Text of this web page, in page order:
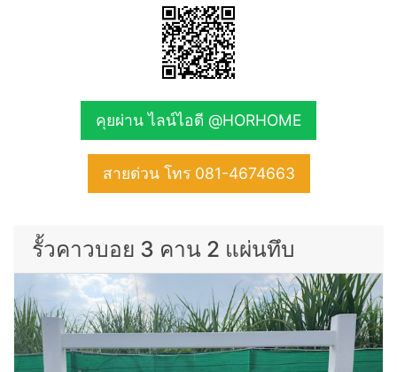
คุยผ่าน ไลน์ไอดี @HORHOME
สายด่วน โทร 081-4674663
รั้วคาวบอย 3 คาน 2 แผ่นทึบ